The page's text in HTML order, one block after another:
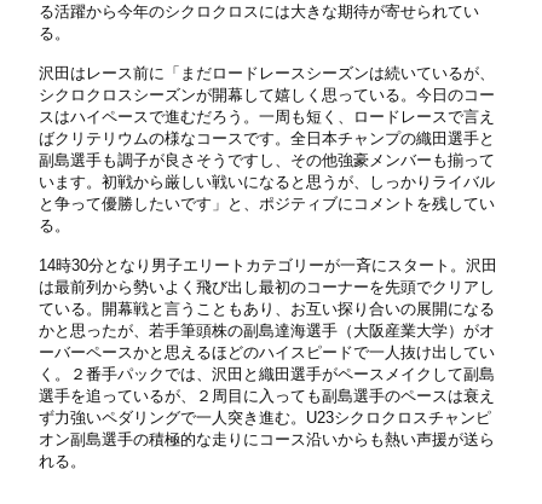
る活躍から今年のシクロクロスには大きな期待が寄せられてい
る。
沢田はレース前に「まだロードレースシーズンは続いているが、
シクロクロスシーズンが開幕して嬉しく思っている。今日のコー
スはハイペースで進むだろう。一周も短く、ロードレースで言え
ばクリテリウムの様なコースです。全日本チャンプの織田選手と
副島選手も調子が良さそうですし、その他強豪メンバーも揃って
います。初戦から厳しい戦いになると思うが、しっかりライバル
と争って優勝したいです」と、ポジティブにコメントを残してい
る。
14時30分となり男子エリートカテゴリーが一斉にスタート。沢田
は最前列から勢いよく飛び出し最初のコーナーを先頭でクリアし
ている。開幕戦と言うこともあり、お互い探り合いの展開になる
かと思ったが、若手筆頭株の副島達海選手（大阪産業大学）がオ
ーバーペースかと思えるほどのハイスピードで一人抜け出してい
く。２番手パックでは、沢田と織田選手がペースメイクして副島
選手を追っているが、２周目に入っても副島選手のペースは衰え
ず力強いペダリングで一人突き進む。U23シクロクロスチャンピ
オン副島選手の積極的な走りにコース沿いからも熱い声援が送ら
れる。